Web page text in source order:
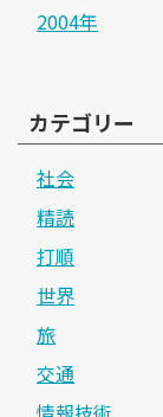
2004年
カテゴリー
社会
精読
打順
世界
旅
交通